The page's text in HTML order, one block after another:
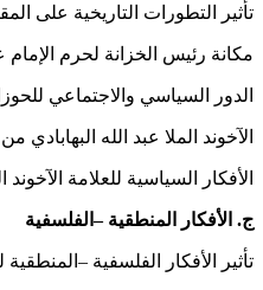
تأثير التطورات التاريخية على
مكانة رئيس الخزانة لحرم
الدور السياسي والاجتماعي
الآخوند الملا عبد الله البهابادي
الأفكار السياسية للعلامة الآخوند
ج‌. الأفكار المنطقية –الفلسفية
تأثير الأفكار الفلسفية